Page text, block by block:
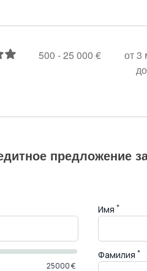
500 -25 000 €
от 3
предложение